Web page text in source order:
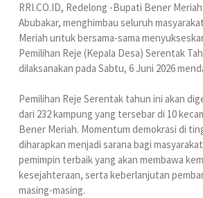
RRI.CO.ID, Redelong -Bupati Bener
Abubakar, menghimbau seluruh
Meriah untuk bersama-sama
Pemilihan Reje (Kepala Desa) Serentak
dilaksanakan pada Sabtu, 6 Juni 2026
Pemilihan Reje Serentak tahun ini akan
dari 232 kampung yang tersebar di 10
Bener Meriah. Momentum demokrasi di
diharapkan menjadi sarana bagi
pemimpin terbaik yang akan membawa
kesejahteraan, serta keberlanjutan
masing-masing.